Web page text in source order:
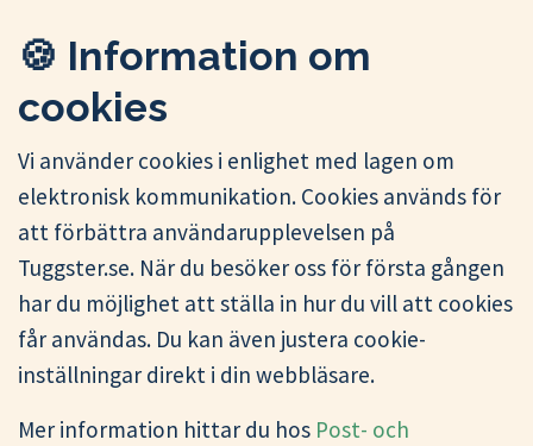
🍪 Information om
cookies
Vi använder cookies i enlighet med lagen om
elektronisk kommunikation. Cookies används för
att förbättra användarupplevelsen på
Tuggster.se. När du besöker oss för första gången
har du möjlighet att ställa in hur du vill att cookies
får användas. Du kan även justera cookie-
inställningar direkt i din webbläsare.
Mer information hittar du hos Post- och